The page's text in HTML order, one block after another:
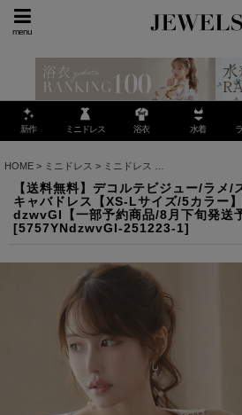
menu
新作 ミニドレス 浴衣 水着
HOME > ミニドレス > ミニドレス
【送料無料】デコルテビジュー/ラメ/
キャバドレス【XS-Lサイズ/5カラー
dzwvGI【一部予約商品/8月下旬発送
[5757YNdzwvGI-251223-1]